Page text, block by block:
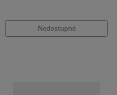
Nedostupné